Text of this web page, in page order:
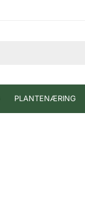
PLANTENÆRING